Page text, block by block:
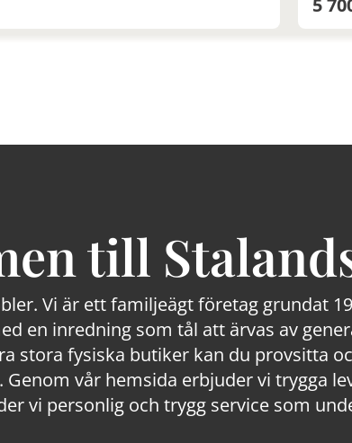
5
till
Vi är ett familjeägt företag grundat
en inredning som tål att ärvas av
stora fysiska butiker kan du provsitta
vår hemsida erbjuder vi trygga
vi personlig och trygg service som